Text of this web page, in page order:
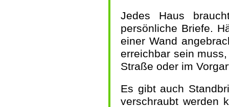
Jedes Haus
persönliche Briefe.
einer Wand
erreichbar sein
Straße oder im
Es gibt auch
verschraubt werden